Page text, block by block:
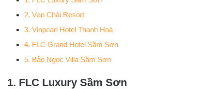
2. Vạn Chài Resort
3. Vinpearl Hotel Thanh Hoá
4. FLC Grand Hotel Sầm Sơn
5. Bảo Ngọc Villa Sầm Sơn
1. FLC Luxury Sầm Sơn